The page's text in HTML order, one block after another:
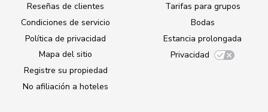
Reseñas de clientes
Condiciones de servicio
Política de privacidad
Mapa del sitio
Registre su propiedad
No afiliación a hoteles
Tarifas para grupos
Bodas
Estancia prolongada
Privacidad